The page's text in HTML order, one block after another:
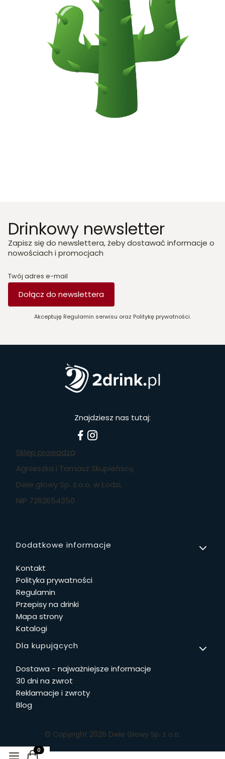
Drinkowy newsletter
Zapisz się do newslettera, żeby dostawać informacje o
nowościach i promocjach
Twój adres e-mail
Dołącz do newslettera
Akceptuję Regulamin serwisu oraz Politykę prywatności.
Znajdziesz nas tutaj:
Sklep prowadzą
Agnieszka i Tomasz Skupieńscy,
Dwie głowy Sp. z.o.o. w Łodzi,
NIP 7262654350
Linki w stopce
Dodatkowe informacje
Kontakt
Polityka prywatności
Regulamin
Przepisy na drinki
Mapa strony
Katalogi
Dla kupujących
Dostawa - najważniejsze informacje
30 dni na zwrot
Reklamacje i zwroty
Blog
© Copyright 2026 Dwie Głowy Sp. z o.o.
Produkty w koszyku: 0. Zobacz szczegóły